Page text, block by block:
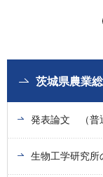
茨城県農業
発表論文 （普
生物工学研究所